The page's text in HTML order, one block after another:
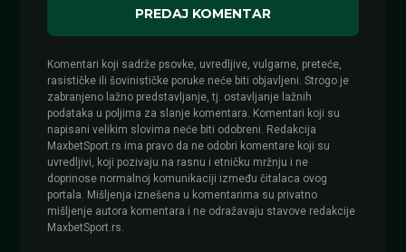
Komentari koji sadrže psovke, uvredljive, vulgarne, preteće,
rasističke ili šovinističke poruke neće biti objavljeni. Strogo je
zabranjeno lažno predstavljanje, tj. ostavljanje lažnih
podataka u poljima za slanje komentara. Komentari koji su
napisani velikim slovima neće biti odobreni. Redakcija
MaxbetSport.rs ima pravo da ne odobri komentare koji su
uvredljivi, koji pozivaju na rasnu i etničku mržnju i ne
doprinose normalnoj komunikaciji između čitalaca ovog
portala. Mišljenja iznešena u komentarima su privatno
mišljenje autora komentara i ne odražavaju stavove redakcije
MaxbetSport.rs.